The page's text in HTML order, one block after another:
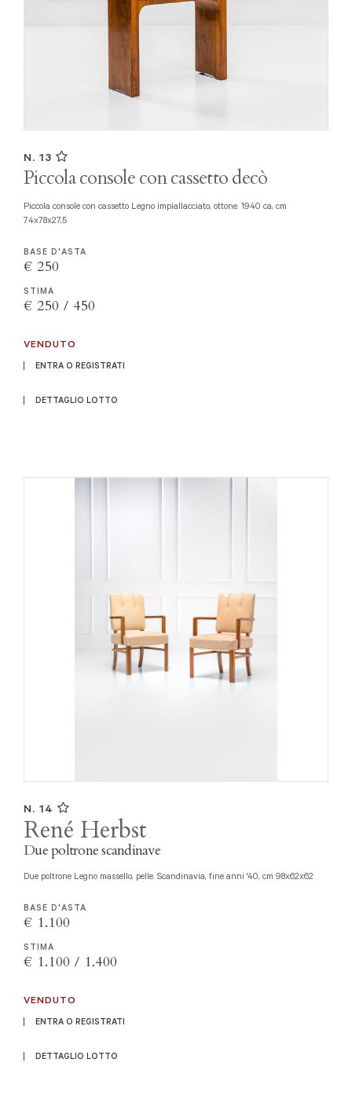
N. 13
Piccola console con cassetto decò
Piccola console con cassetto Legno impiallacciato, ottone. 1940 ca, cm
74x78x27,5
BASE D'ASTA
€ 250
STIMA
€ 250 / 450
VENDUTO
ENTRA O REGISTRATI
DETTAGLIO LOTTO
N. 14
René Herbst
Due poltrone scandinave
Due poltrone Legno massello, pelle. Scandinavia, fine anni '40, cm 98x62x62
BASE D'ASTA
€ 1.100
STIMA
€ 1.100 / 1.400
VENDUTO
ENTRA O REGISTRATI
DETTAGLIO LOTTO